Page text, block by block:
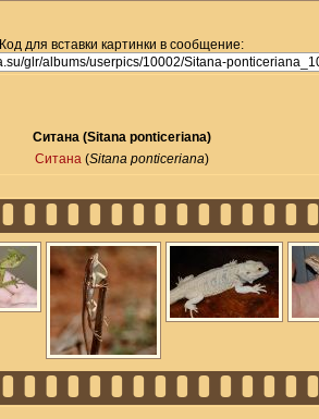
Код для вставки картинки в сообщение:
Ситана (Sitana ponticeriana)
Ситана(Sitana ponticeriana)